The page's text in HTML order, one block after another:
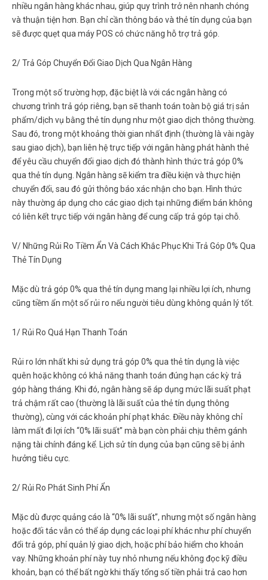
nhiều ngân hàng khác nhau, giúp quy trình trở nên nhanh chóng
và thuận tiện hơn. Bạn chỉ cần thông báo và thẻ tín dụng của bạn
sẽ được quẹt qua máy POS có chức năng hỗ trợ trả góp.
2/Trả Góp Chuyển Đổi Giao Dịch Qua Ngân Hàng
Trong một số trường hợp, đặc biệt là với các ngân hàng có
chương trình trả góp riêng, bạn sẽ thanh toán toàn bộ giá trị sản
phẩm/dịch vụ bằng thẻ tín dụng như một giao dịch thông thường.
Sau đó, trong một khoảng thời gian nhất định (thường là vài ngày
sau giao dịch), bạn liên hệ trực tiếp với ngân hàng phát hành thẻ
để yêu cầu chuyển đổi giao dịch đó thành hình thứctrả góp 0%
qua thẻ tín dụng . Ngân hàng sẽ kiểm tra điều kiện và thực hiện
chuyển đổi, sau đó gửi thông báo xác nhận cho bạn. Hình thức
này thường áp dụng cho các giao dịch tại những điểm bán không
có liên kết trực tiếp với ngân hàng để cung cấp trả góp tại chỗ.
V/Những Rủi Ro Tiềm Ẩn Và Cách Khắc Phục Khi Trả Góp 0% Qua
Thẻ Tín Dụng
Mặc dù trả góp 0% qua thẻ tín dụng mang lại nhiều lợi ích, nhưng
cũng tiềm ẩn một số rủi ro nếu người tiêu dùng không quản lý tốt.
1/ Rủi Ro Quá Hạn Thanh Toán
Rủi ro lớn nhất khi sử dụng trả góp 0% qua thẻ tín dụng là việc
quên hoặc không có khả năng thanh toán đúng hạn các kỳ trả
góp hàng tháng. Khi đó, ngân hàng sẽ áp dụng mức lãi suất phạt
trả chậm rất cao (thường là lãi suất của thẻ tín dụng thông
thường), cùng với các khoản phí phạt khác. Điều này không chỉ
làm mất đi lợi ích “0% lãi suất” mà bạn còn phải chịu thêm gánh
nặng tài chính đáng kể. Lịch sử tín dụng của bạn cũng sẽ bị ảnh
hưởng tiêu cực.
2/ Rủi Ro Phát Sinh Phí Ẩn
Mặc dù được quảng cáo là “0% lãi suất”, nhưng một số ngân hàng
hoặc đối tác vẫn có thể áp dụng các loại phí khác như phí chuyển
đổi trả góp, phí quản lý giao dịch, hoặc phí bảo hiểm cho khoản
vay. Những khoản phí này tuy nhỏ nhưng nếu không đọc kỹ điều
khoản, bạn có thể bất ngờ khi thấy tổng số tiền phải trả cao hơn